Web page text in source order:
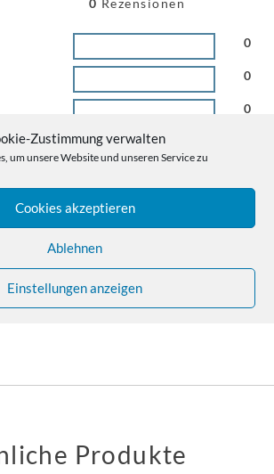
Zustimmung verwalten
um unsere Website und unseren Service zu
Cookies akzeptieren
Ablehnen
Einstellungen anzeigen
0
0
0
Produkte